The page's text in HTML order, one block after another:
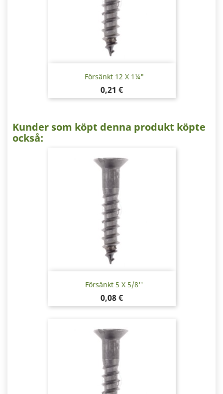
Försänkt 12 X 1¼"
Pris
0,21 €
Kunder som köpt denna produkt köpte
också:
Försänkt 5 X 5/8''
Pris
0,08 €